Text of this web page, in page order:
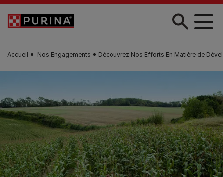
Skip to main content
Accueil Nos Engagements Découvrez Nos Efforts En Matière de